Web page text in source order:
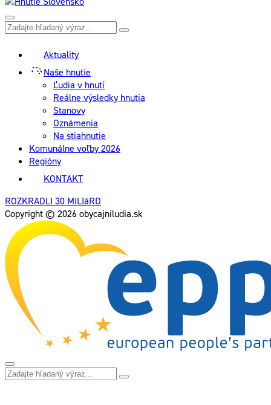
Aktuality
Naše hnutie
Ľudia v hnutí
Reálne výsledky hnutia
Stanovy
Oznámenia
Na stiahnutie
Komunálne voľby 2026
Regióny
KONTAKT
ROZKRADLI 30 MILIáRD
Copyright © 2026 obycajniludia.sk